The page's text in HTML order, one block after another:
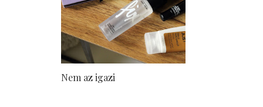
Nem az igazi